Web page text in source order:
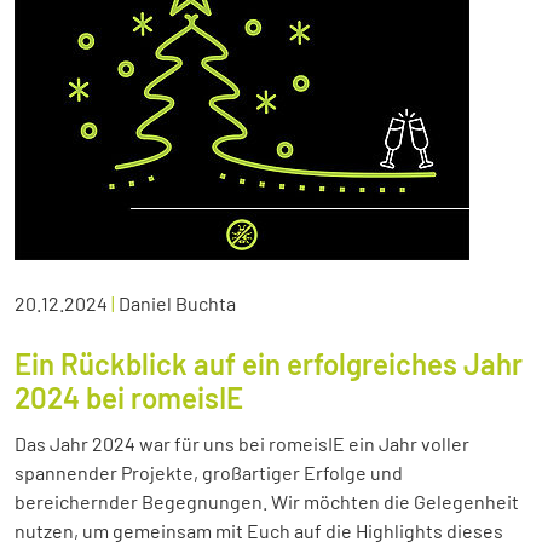
20.12.2024 | Daniel Buchta
Ein Rückblick auf ein erfolgreiches Jahr
2024 bei romeisIE
Das Jahr 2024 war für uns bei romeisIE ein Jahr voller
spannender Projekte, großartiger Erfolge und
bereichernder Begegnungen. Wir möchten die Gelegenheit
nutzen, um gemeinsam mit Euch auf die Highlights dieses